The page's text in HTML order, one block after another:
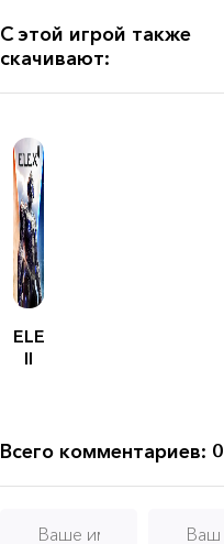
С этой игрой также
скачивают:
ELEX
II
Всего комментариев: 0